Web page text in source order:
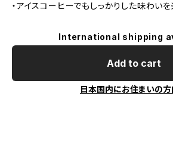
・アイスコーヒーでもしっかりした味わい
International shipping
Add to cart
日本国内にお住まいの方